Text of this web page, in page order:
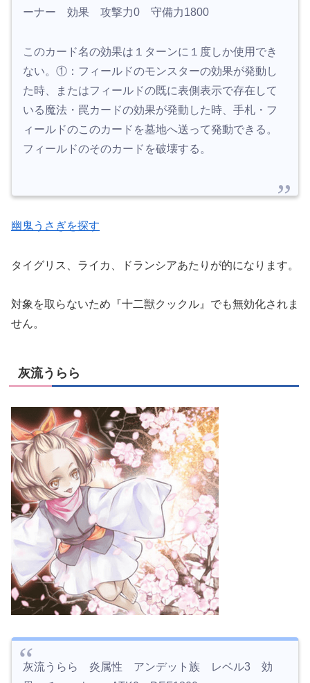
ーナー 効果 攻撃力0 守備力1800
このカード名の効果は１ターンに１度しか使用でき
ない。①：フィールドのモンスターの効果が発動し
た時、またはフィールドの既に表側表示で存在して
いる魔法・罠カードの効果が発動した時、手札・フ
ィールドのこのカードを墓地へ送って発動できる。
フィールドのそのカードを破壊する。
幽鬼うさぎを探す
タイグリス、ライカ、ドランシアあたりが的になります。
対象を取らないため『十二獣クックル』でも無効化されま
せん。
灰流うらら
灰流うらら 炎属性 アンデット族 レベル3 効